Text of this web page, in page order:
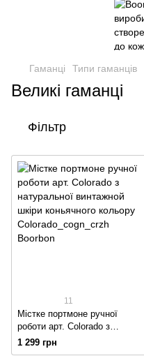
Гаманці Типи гаманців
Великі гаманці
Фільтр
11
Містке портмоне ручної
роботи арт. Colorado з
натуральної винтажной шкіри
1 299 грн